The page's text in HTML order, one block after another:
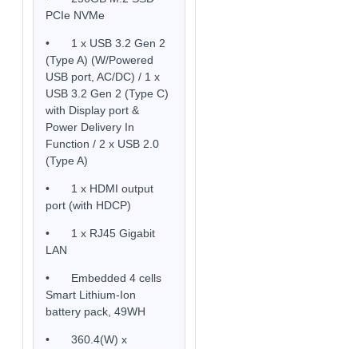
PCIe NVMe
•
1 x USB 3.2 Gen 2
(Type A) (W/Powered
USB port, AC/DC) / 1 x
USB 3.2 Gen 2 (Type C)
with Display port &
Power Delivery In
Function / 2 x USB 2.0
(Type A)
•
1 x HDMI output
port (with HDCP)
•
1 x RJ45 Gigabit
LAN
•
Embedded 4 cells
Smart Lithium-Ion
battery pack, 49WH
•
360.4(W) x